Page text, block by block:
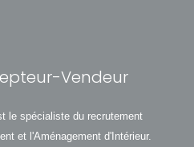
Vendeur
le spécialiste du recrutement
et l'Aménagement d'Intérieur.